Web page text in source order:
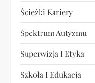
Ścieżki Kariery
Spektrum Autyzmu
Superwizja I Etyka
Szkoła I Edukacja